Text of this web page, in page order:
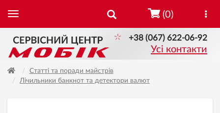
+38 (067) 622-06-92
Усі контакти
(0)
Статті та поради майстрів
Лічильники банкнот та детектори валют